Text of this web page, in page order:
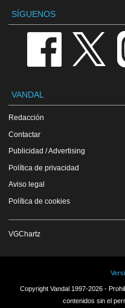
SÍGUENOS
VANDAL
Redacción
Contactar
Publicidad / Advertising
Política de privacidad
Aviso legal
Política de cookies
VGChartz
Copyright Vandal 1997-2026 -
contenidos sin el